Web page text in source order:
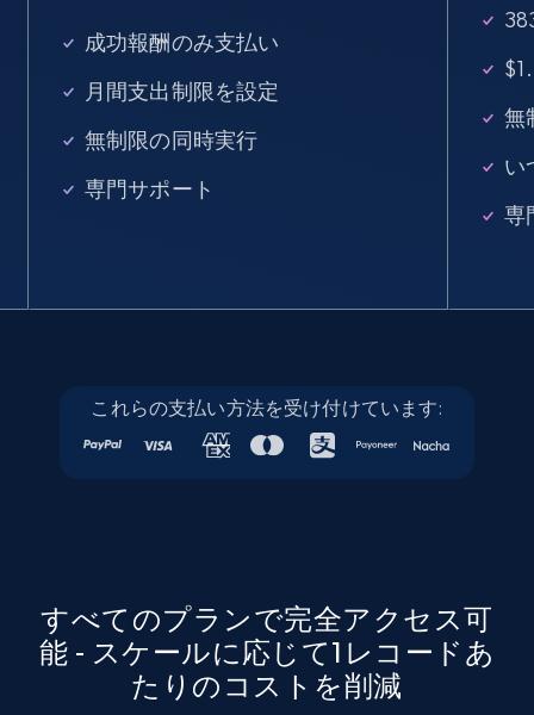
15.3K+ 2.2K+
Linkedin job listings information - Discover
new jobs by keyword
Linkedin job listings information - Discover
15.3K+ 2.2K+ 無料トライアル
成功報酬のみ支払い
月間支出制限を設定
無制限の同時実行
専門サポート
無
い
専
これらの支払い方法を受け付けています:
すべてのプランで完全アクセス可
能 - スケールに応じて1レコードあ
たりのコストを削減